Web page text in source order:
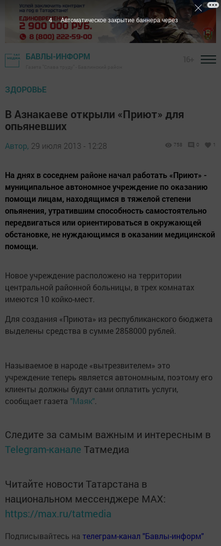
БАВЛЫ-ИНФОРМ
ЗДОРОВЬЕ
В Азнакаеве открыли «Приют» для
опьяневших
Автор, 29 июля 2013 - 12:28 758 0 1
На днях в соседнем районе начал работать «Приют» -
муниципальное автономное учреждение по оказанию
помощи лицам, находящимся в тяжелой степени
опьянения, утратившим способность самостоятельно
передвигаться или ориентироваться в окружающей
обстановке, не нуждающимся в оказании медицинской
помощи.
Новое учреждение расположено на территории
центральной районной больницы, в трех комнатах
имеются 10 койко-мест.
Для создания «Приюта» из республиканского бюджета
выделены средства в сумме 2858000 рублей.
Называемое в народе «вытрезвителем» это
учреждение теперь является автономным, поэтому его
клиенты должны будут сами оплатить услуги,
сообщает газета "Маяк".
Следите за самым важным и интересным в
Telegram-канале Татмедиа
Читайте новости Татарстана в
национальном мессенджере MАХ:
https://max.ru/tatmedia
Подписывайтесь на телеграм-канал "Бавлы-информ"
4 Автоматическое закрытие баннера через